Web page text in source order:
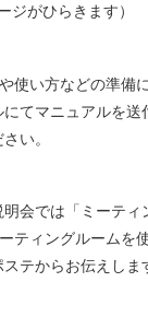
ジがひらきます）
使い方などの準備
てマニュアルを送
い。
会では「ミーテ
ティングルームを
テからお伝えしま